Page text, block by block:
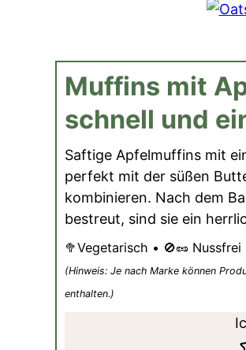
Muffins mit
schnell und
Saftige Apfelmuffins mit
perfekt mit der süßen
kombinieren. Nach dem
bestreut, sind sie ein
🥦Vegetarisch • 🚫🥜 Nussfrei
(Hinweis: Je nach Marke können Produkte versteckte Zusätze oder Spuren
enthalten.)